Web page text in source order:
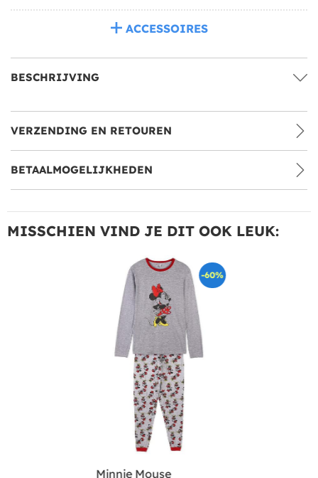
ACCESSOIRES
BESCHRIJVING
VERZENDING EN RETOUREN
BETAALMOGELIJKHEDEN
MISSCHIEN VIND JE DIT OOK LEUK:
-60%
Minnie Mouse